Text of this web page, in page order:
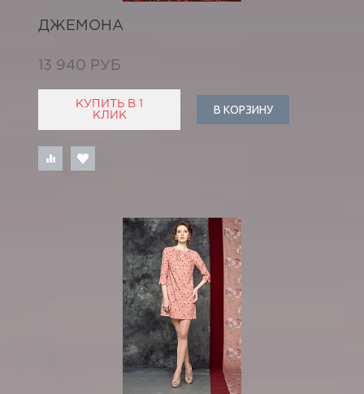
ДЖЕМОНА
13 940 РУБ
КУПИТЬ В 1
КЛИК
В КОРЗИНУ